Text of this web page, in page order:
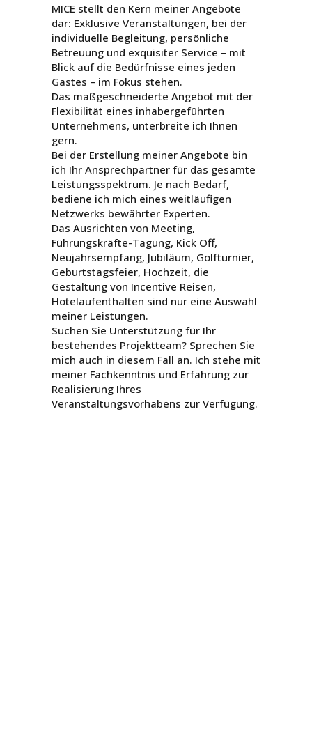
MICE stellt den Kern meiner Angebote
dar: Exklusive Veranstaltungen, bei der
individuelle Begleitung, persönliche
Betreuung und exquisiter Service – mit
Blick auf die Bedürfnisse eines jeden
Gastes – im Fokus stehen.
Das maßgeschneiderte Angebot mit der
Flexibilität eines inhabergeführten
Unternehmens, unterbreite ich Ihnen
gern.
Bei der Erstellung meiner Angebote bin
ich Ihr Ansprechpartner für das gesamte
Leistungsspektrum. Je nach Bedarf,
bediene ich mich eines weitläufigen
Netzwerks bewährter Experten.
Das Ausrichten von Meeting,
Führungskräfte-Tagung, Kick Off,
Neujahrsempfang, Jubiläum, Golfturnier,
Geburtstagsfeier, Hochzeit, die
Gestaltung von Incentive Reisen,
Hotelaufenthalten sind nur eine Auswahl
meiner Leistungen.
Suchen Sie Unterstützung für Ihr
bestehendes Projektteam? Sprechen Sie
mich auch in diesem Fall an. Ich stehe mit
meiner Fachkenntnis und Erfahrung zur
Realisierung Ihres
Veranstaltungsvorhabens zur Verfügung.